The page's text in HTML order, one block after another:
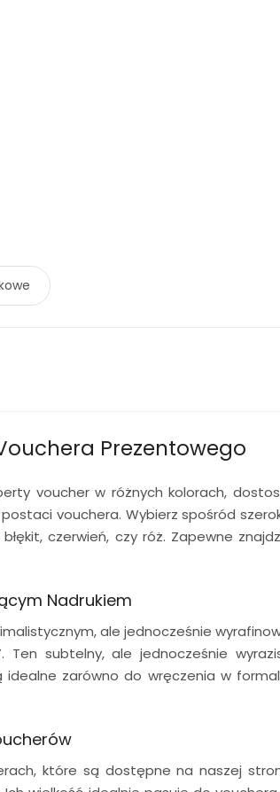
Prezentowego
voucher w różnych kolorach,
vouchera. Wybierz spośród
czerwień, czy róż. Zapewne
Nadrukiem
ale jednocześnie
Ten subtelny, ale jednocześnie
zarówno do wręczenia w
które są dostępne na naszej